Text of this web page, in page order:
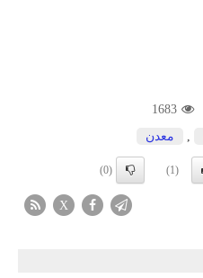
1683
, معدن
(1)
(0)
X